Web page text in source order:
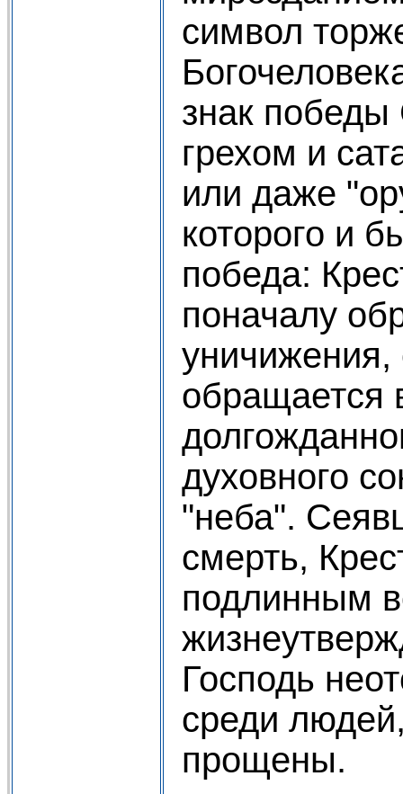
символ
знак
грехом и
или даже
которого и
победа:
поначалу
уничижения,
обращается
духовного
"неба".
смерть,
подлинным
Господь
среди
прощены.